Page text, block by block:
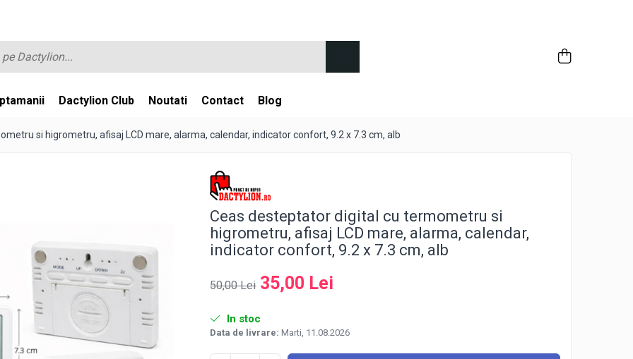
Dactylion Club Noutati Contact Blog
si higrometru, afisaj LCD mare, alarma, calendar, indicator confort, 9.2 x 7.3 cm, alb
Ceas desteptator digital cu termometru si
higrometru, afisaj LCD mare, alarma, calendar,
indicator confort, 9.2 x 7.3 cm, alb
50,00 Lei 35,00 Lei
In stoc
Data de livrare: Marti, 11.08.2026